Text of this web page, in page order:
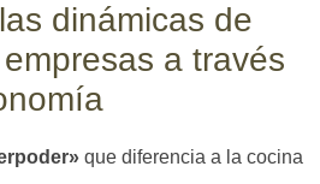
dinámicas de
a través
que diferencia a la cocina